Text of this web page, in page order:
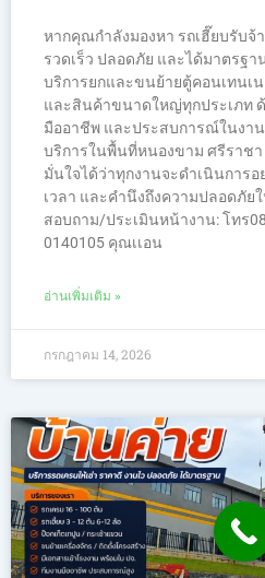
หากคุณกำลังมองหา รถเฮี๊ยบรับจ้
รวดเร็ว ปลอดภัย และได้มาตรฐ
บริการยกและขนย้ายตู้คอนเทนเน
และสินค้าขนาดใหญ่ทุกประเภท
มืออาชีพ และประสบการณ์ในงา
บริการในพื้นที่หนองขาม ศรีราช
มั่นใจได้ว่าทุกงานจะดำเนินการ
เวลา และคำนึงถึงความปลอดภั
สอบถาม/ประเมินหน้างาน: โทร
0140105 คุณเเอน
อ่านเพิ่มเติม »
กรกฎาคม 14, 2026